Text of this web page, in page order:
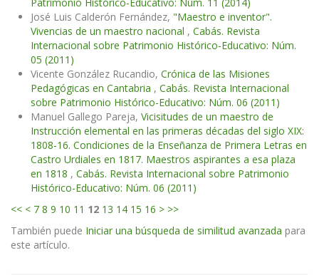
José Luis Calderón Fernández, "Maestro e inventor".
Vivencias de un maestro nacional , Cabás. Revista
Internacional sobre Patrimonio Histórico-Educativo: Núm.
05 (2011)
Vicente González Rucandio, Crónica de las Misiones
Pedagógicas en Cantabria , Cabás. Revista Internacional
sobre Patrimonio Histórico-Educativo: Núm. 06 (2011)
Manuel Gallego Pareja, Vicisitudes de un maestro de
Instrucción elemental en las primeras décadas del siglo XIX:
1808-16. Condiciones de la Enseñanza de Primera Letras en
Castro Urdiales en 1817. Maestros aspirantes a esa plaza
en 1818 , Cabás. Revista Internacional sobre Patrimonio
Histórico-Educativo: Núm. 06 (2011)
<< < 7 8 9 10 11 12 13 14 15 16 > >>
También puede Iniciar una búsqueda de similitud avanzada para
este artículo.